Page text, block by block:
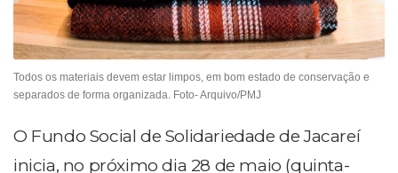
Todos os materiais devem estar limpos, em bom estado de conservação e
separados de forma organizada. Foto- Arquivo/PMJ
O Fundo Social de Solidariedade de Jacareí
inicia, no próximo dia 28 de maio (quinta-